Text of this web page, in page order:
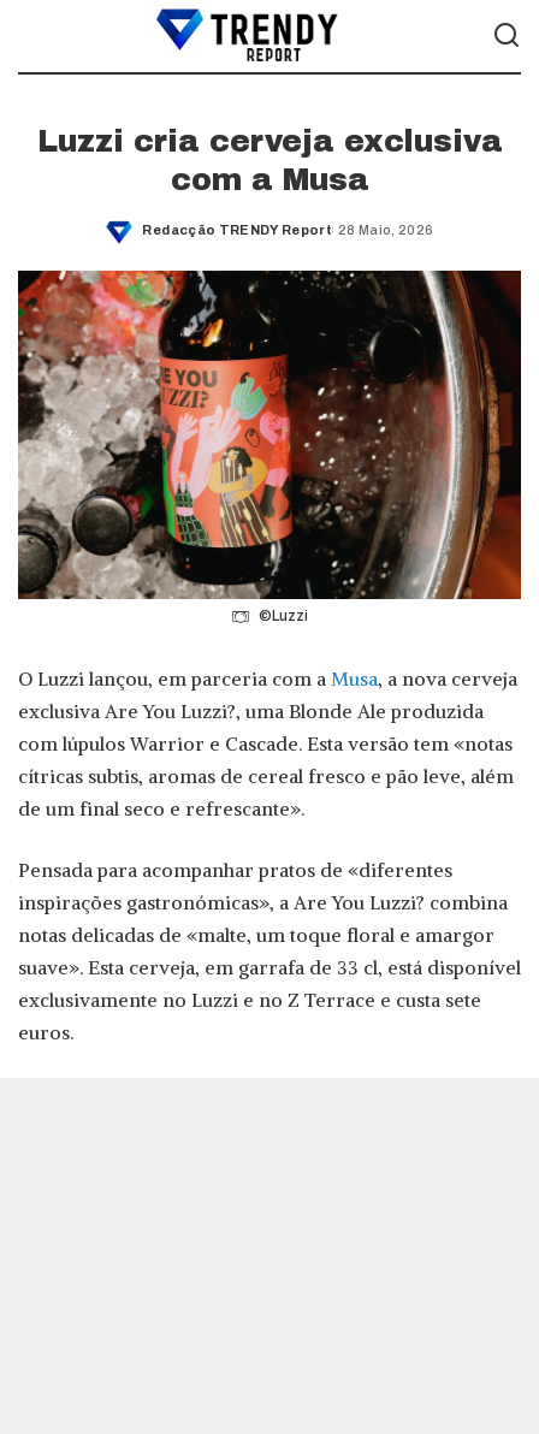
Luzzi cria cerveja exclusiva
com a Musa
Posted
Redacção TRENDY Report 28 Maio, 2026
©Luzzi
O Luzzi lançou, em parceria com a Musa, a nova cerveja
exclusiva Are You Luzzi?, uma Blonde Ale produzida
com lúpulos Warrior e Cascade. Esta versão tem «notas
cítricas subtis, aromas de cereal fresco e pão leve, além
de um final seco e refrescante».
Pensada para acompanhar pratos de «diferentes
inspirações gastronómicas», a Are You Luzzi? combina
notas delicadas de «malte, um toque floral e amargor
suave». Esta cerveja, em garrafa de 33 cl, está disponível
exclusivamente no Luzzi e no Z Terrace e custa sete
euros.